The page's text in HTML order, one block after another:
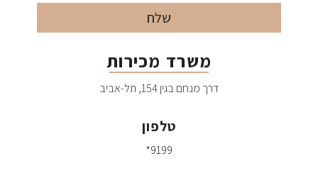
משרד מכירות
דרך מנחם בגין 154, תל-אביב
טלפון
*9199